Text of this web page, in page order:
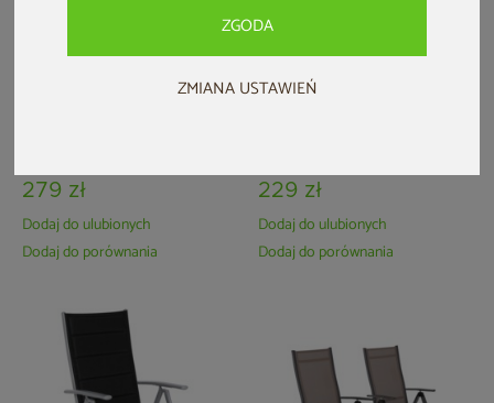
ZGODA
ZMIANA USTAWIEŃ
279 zł
Dodaj do ulubionych
Dodaj do porównania
229 zł
Dodaj do ulubionych
Dodaj do porównania